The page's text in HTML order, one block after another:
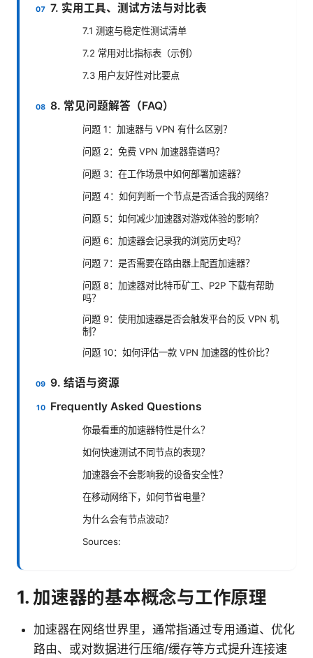
7. 实用工具、测试方法与对比表
7.1 测速与稳定性测试清单
7.2 常用对比指标表（示例）
7.3 用户友好性对比要点
8. 常见问题解答（FAQ）
问题 1：加速器与 VPN 有什么区别？
问题 2：免费 VPN 加速器靠谱吗？
问题 3：在工作场景中如何部署加速器？
问题 4：如何判断一个节点是否适合我的网络？
问题 5：如何减少加速器对游戏体验的影响？
问题 6：加速器会记录我的浏览历史吗？
问题 7：是否需要在路由器上配置加速器？
问题 8：加速器对比特币矿工、P2P 下载有帮助
吗？
问题 9：使用加速器是否会触发平台的反 VPN 机
制？
问题 10：如何评估一款 VPN 加速器的性价比？
9. 结语与资源
Frequently Asked Questions
你最看重的加速器特性是什么？
如何快速测试不同节点的表现？
加速器会不会影响我的设备安全性？
在移动网络下，如何节省电量？
为什么会有节点波动？
Sources:
1. 加速器的基本概念与工作原理
加速器在网络世界里，通常指通过专用通道、优化
路由、或对数据进行压缩/缓存等方式提升连接速